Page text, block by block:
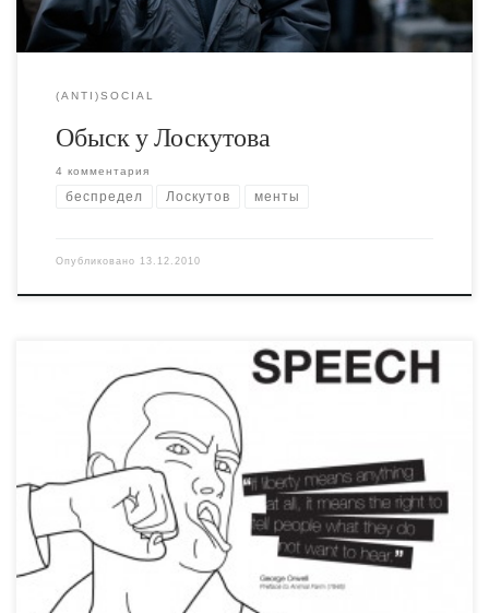
(ANTI)SOCIAL
Обыск у Лоскутова
4 комментария
беспредел Лоскутов менты
Опубликовано 13.12.2010
Стартует обещанный суицидальный проект Олега
Мавроматти: http://svoichuzoi.org/pages/intro_ru.html. Я
постараюсь проголосовать и проголосовать против,
разумеется, почему, я уже объяснял. А вот интервью
“Соли”, там Николаев, Лоскутов и я, немного
поотвечали на вопросы о Мавроматти и о себе:
http://saltt.ru/node/5378. Надо читать, хорошо
получилось. Я позволил себе немного сорвать покровы
и высказался не […]